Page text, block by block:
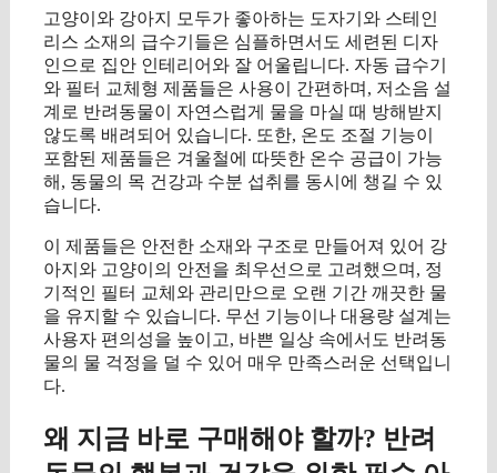
고양이와 강아지 모두가 좋아하는 도자기와 스테인
리스 소재의 급수기들은 심플하면서도 세련된 디자
인으로 집안 인테리어와 잘 어울립니다. 자동 급수기
와 필터 교체형 제품들은 사용이 간편하며, 저소음 설
계로 반려동물이 자연스럽게 물을 마실 때 방해받지
않도록 배려되어 있습니다. 또한, 온도 조절 기능이
포함된 제품들은 겨울철에 따뜻한 온수 공급이 가능
해, 동물의 목 건강과 수분 섭취를 동시에 챙길 수 있
습니다.
이 제품들은 안전한 소재와 구조로 만들어져 있어 강
아지와 고양이의 안전을 최우선으로 고려했으며, 정
기적인 필터 교체와 관리만으로 오랜 기간 깨끗한 물
을 유지할 수 있습니다. 무선 기능이나 대용량 설계는
사용자 편의성을 높이고, 바쁜 일상 속에서도 반려동
물의 물 걱정을 덜 수 있어 매우 만족스러운 선택입니
다.
왜 지금 바로 구매해야 할까? 반려